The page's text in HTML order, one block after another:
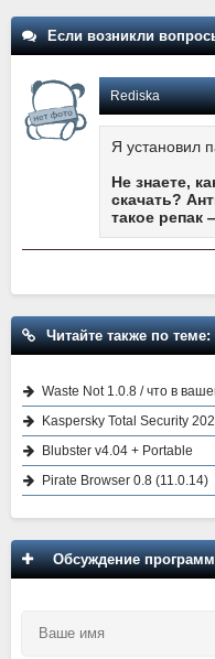
Если возникли
Rediska
Я установил
Не знаете,
скачать?
такое репак
Читайте также по теме:
Waste Not 1.0.8 / что в
Kaspersky Total Security
Blubster v4.04 + Portable
Pirate Browser 0.8 (11.0.14)
Обсуждение